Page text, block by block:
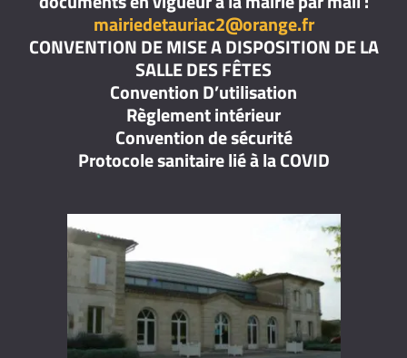
mairiedetauriac2@orange.fr
CONVENTION DE MISE A DISPOSITION DE LA
SALLE DES FÊTES
Convention D’utilisation
Règlement intérieur
Convention de sécurité
Protocole sanitaire lié à la COVID